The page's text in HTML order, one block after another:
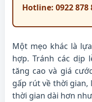
Hotline: 0922 878
Một mẹo khác là
hợp. Tránh các dịp
tăng cao và giá
gấp rút về thời gian,
thời gian dài hơn